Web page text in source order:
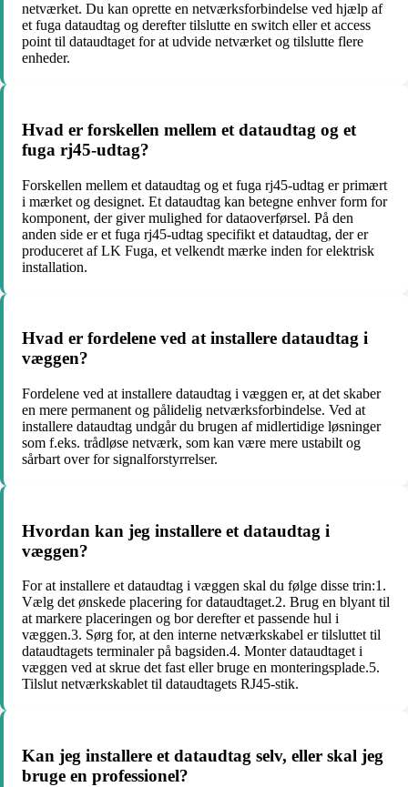
netværket. Du kan oprette en netværksforbindelse ved hjælp af
et fuga dataudtag og derefter tilslutte en switch eller et access
point til dataudtaget for at udvide netværket og tilslutte flere
enheder.
Hvad er forskellen mellem et dataudtag og et
fuga rj45-udtag?
Forskellen mellem et dataudtag og et fuga rj45-udtag er primært
i mærket og designet. Et dataudtag kan betegne enhver form for
komponent, der giver mulighed for dataoverførsel. På den
anden side er et fuga rj45-udtag specifikt et dataudtag, der er
produceret af LK Fuga, et velkendt mærke inden for elektrisk
installation.
Hvad er fordelene ved at installere dataudtag i
væggen?
Fordelene ved at installere dataudtag i væggen er, at det skaber
en mere permanent og pålidelig netværksforbindelse. Ved at
installere dataudtag undgår du brugen af midlertidige løsninger
som f.eks. trådløse netværk, som kan være mere ustabilt og
sårbart over for signalforstyrrelser.
Hvordan kan jeg installere et dataudtag i
væggen?
For at installere et dataudtag i væggen skal du følge disse trin:1.
Vælg det ønskede placering for dataudtaget.2. Brug en blyant til
at markere placeringen og bor derefter et passende hul i
væggen.3. Sørg for, at den interne netværkskabel er tilsluttet til
dataudtagets terminaler på bagsiden.4. Monter dataudtaget i
væggen ved at skrue det fast eller bruge en monteringsplade.5.
Tilslut netværkskablet til dataudtagets RJ45-stik.
Kan jeg installere et dataudtag selv, eller skal jeg
bruge en professionel?